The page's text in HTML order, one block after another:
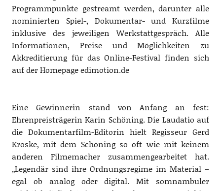
Programmpunkte gestreamt werden, darunter alle
nominierten Spiel-, Dokumentar- und Kurzfilme
inklusive des jeweiligen Werkstattgespräch. Alle
Informationen, Preise und Möglichkeiten zu
Akkreditierung für das Online-Festival finden sich
auf der Homepage edimotion.de
Eine Gewinnerin stand von Anfang an fest:
Ehrenpreisträgerin Karin Schöning. Die Laudatio auf
die Dokumentarfilm-Editorin hielt Regisseur Gerd
Kroske, mit dem Schöning so oft wie mit keinem
anderen Filmemacher zusammengearbeitet hat.
„Legendär sind ihre Ordnungsregime im Material –
egal ob analog oder digital. Mit somnambuler